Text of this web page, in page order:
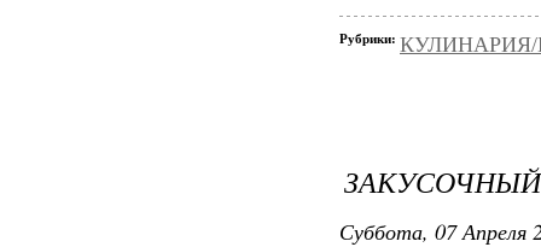
Рубрики: КУЛИНАРИЯ/
Суббота, 07 Апреля